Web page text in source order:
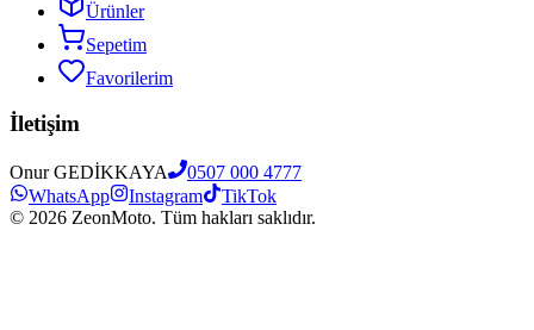
Ürünler
Sepetim
Favorilerim
İletişim
Onur GEDİKKAYA
0507 000 4777
WhatsApp
Instagram
TikTok
© 2026 ZeonMoto. Tüm hakları saklıdır.